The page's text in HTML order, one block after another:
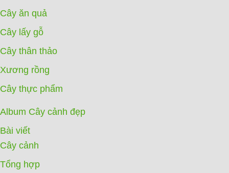
Cây ăn quả
Cây lấy gỗ
Cây thân thảo
Xương rồng
Cây thực phẩm
Album Cây cảnh đẹp
Bài viết
Cây cảnh
Tổng hợp